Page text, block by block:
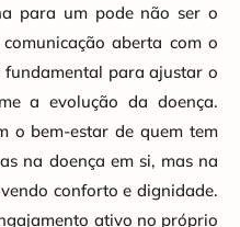
para um pode não ser o
aberta com o
fundamental para ajustar o
a evolução da doença.
o bem-estar de quem tem
na doença em si, mas na
conforto e dignidade.
ativo no próprio